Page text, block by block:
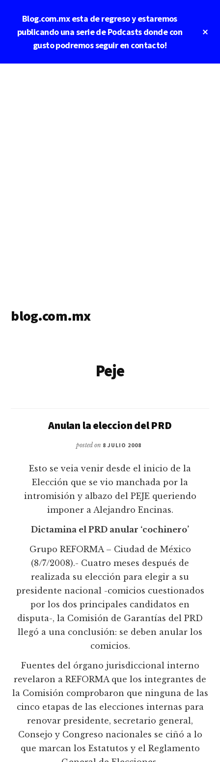
contenido
Blog.com.mx esta de regreso y estaremos
publicando una serie de Podcasts donde con
gusto podremos seguir en contacto!
blog.com.mx
Peje
Anulan la eleccion del PRD
posted on 8 JULIO 2008
Esto se veia venir desde el inicio de la
Elección que se vio manchada por la
intromisión y albazo del PEJE queriendo
imponer a Alejandro Encinas.
Dictamina el PRD anular ‘cochinero’
Grupo REFORMA – Ciudad de México
(8/7/2008).- Cuatro meses después de
realizada su elección para elegir a su
presidente nacional -comicios cuestionados
por los dos principales candidatos en
disputa-, la Comisión de Garantí­as del PRD
llegó a una conclusión: se deben anular los
comicios.
Fuentes del órgano jurisdiccional interno
revelaron a REFORMA que los integrantes de
la Comisión comprobaron que ninguna de las
cinco etapas de las elecciones internas para
renovar presidente, secretario general,
Consejo y Congreso nacionales se ciñó a lo
que marcan los Estatutos y el Reglamento